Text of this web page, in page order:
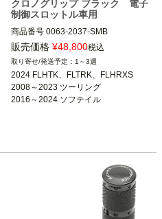
クロノグリップ ブラック 電子
制御スロットル車用
商品番号 0063-2037-SMB
D型番:0630-1019
電子制御スロットル車
Roland Sands Design（ローランド サ
ンズ デザイン)
販売価格 ¥48,800税込
1～3週
2024 FLHTK、FLTRK、FLHRXS
2008～2023 ツーリング
2016～2024 ソフテイル